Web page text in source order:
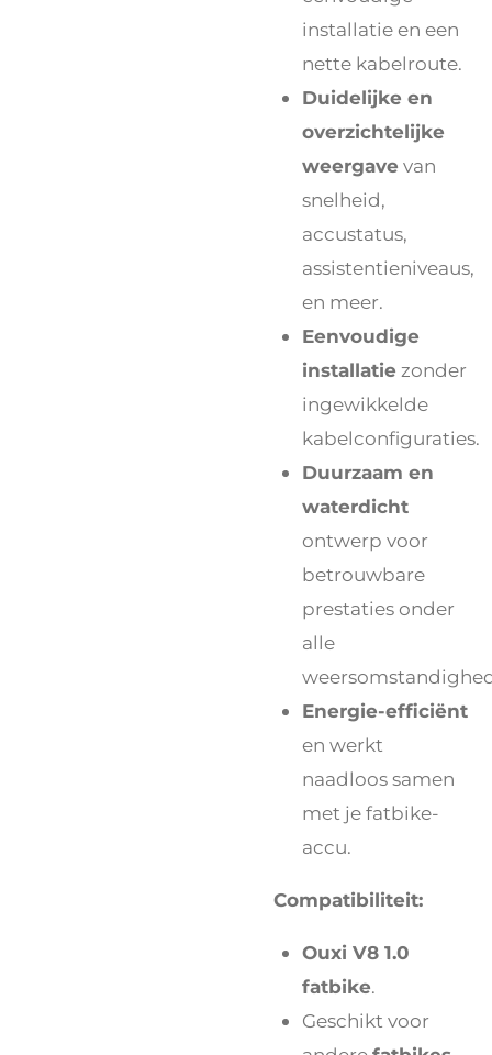
installatie en een
nette kabelroute.
Duidelijke en
overzichtelijke
weergave van
snelheid,
accustatus,
assistentieniveaus,
en meer.
Eenvoudige
installatie zonder
ingewikkelde
kabelconfiguraties.
Duurzaam en
waterdicht
ontwerp voor
betrouwbare
prestaties onder
alle
Energie-efficiënt
en werkt
naadloos samen
met je fatbike-
accu.
Compatibiliteit:
Ouxi V8 1.0
fatbike.
Geschikt voor